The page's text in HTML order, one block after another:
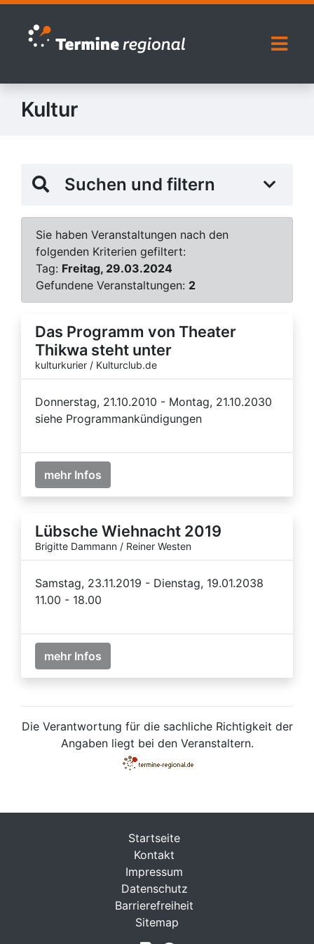
Zur Navigation springen
Zum Inhalt springen
Kultur
Suchen und filtern
Sie haben Veranstaltungen nach den
folgenden Kriterien gefiltert:
Tag: Freitag, 29.03.2024
Gefundene Veranstaltungen: 2
Das Programm von Theater
Thikwa steht unter
kulturkurier / Kulturclub.de
Donnerstag, 21.10.2010 - Montag, 21.10.2030
siehe Programmankündigungen
mehr Infos
Lübsche Wiehnacht 2019
Brigitte Dammann / Reiner Westen
Samstag, 23.11.2019 - Dienstag, 19.01.2038
11.00 - 18.00
mehr Infos
Die Verantwortung für die sachliche Richtigkeit der
Angaben liegt bei den Veranstaltern.
Startseite
Kontakt
Impressum
Datenschutz
Barrierefreiheit
Sitemap